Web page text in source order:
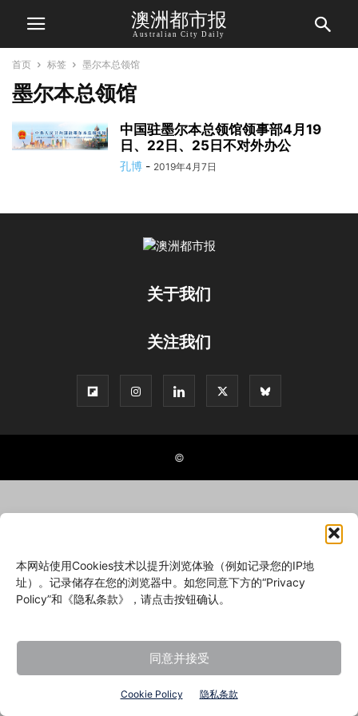
本网站使用Cookies技术以提升浏览体验（例如记录您的IP地
址）。记录储存在您的浏览器中。如您同意下方的“Privacy
Policy”和《隐私条款》，请点击按钮确认。
同意并接受
Cookie Policy 隐私条款
澳洲都市报
Australian City Daily
首页 标签 墨尔本总领馆
墨尔本总领馆
中国驻墨尔本总领馆领事部4月19
日、22日、25日不对外办公
孔博 - 2019年4月7日
关于我们
关注我们
©